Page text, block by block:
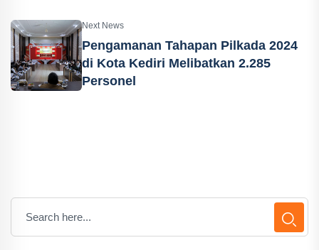
Next News
Pengamanan Tahapan Pilkada 2024
di Kota Kediri Melibatkan 2.285
Personel